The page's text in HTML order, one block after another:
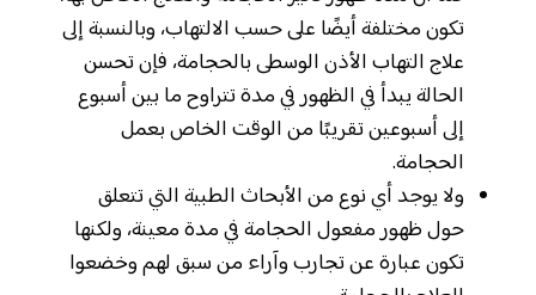
تكون مختلفة أيضًا على حسب الالتهاب، وبالنسبة إلى
علاج التهاب الأذن الوسطى بالحجامة، فإن تحسن
الحالة يبدأ في الظهور في مدة تتراوح ما بين أسبوع
إلى أسبوعين تقريبًا من الوقت الخاص بعمل
الحجامة.
ولا يوجد أي نوع من الأبحاث الطبية التي تتعلق
حول ظهور مفعول الحجامة في مدة معينة، ولكنها
تكون عبارة عن تجارب وآراء من سبق لهم وخضعوا